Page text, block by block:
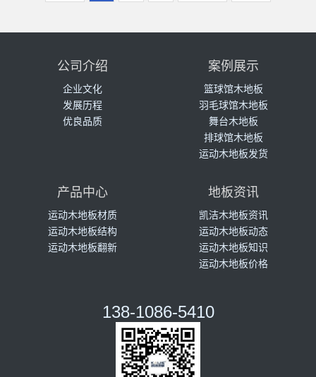
公司介绍
企业文化
发展历程
优良品质
案例展示
篮球馆木地板
羽毛球馆木地板
舞台木地板
排球馆木地板
运动木地板发货
产品中心
运动木地板材质
运动木地板结构
运动木地板翻新
地板资讯
凯洁木地板资讯
运动木地板动态
运动木地板知识
运动木地板价格
138-1086-5410